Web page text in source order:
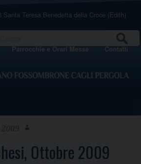
Santa Teresa Benedetta della Croce (Edith)
Parrocchie e Orari Messe Contatti
Ottobre 2009